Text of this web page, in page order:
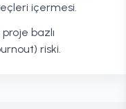
içermesi.
proje bazlı
riski.